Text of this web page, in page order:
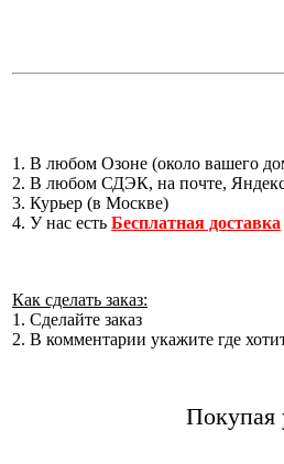
1. В любом Озоне (около вашего
2. В любом СДЭК, на почте, Яндекс
3. Курьер (в Москве)
4. У нас есть Бесплатная доставка
Как сделать заказ:
1. Сделайте заказ
2. В комментарии укажите где
Покупая